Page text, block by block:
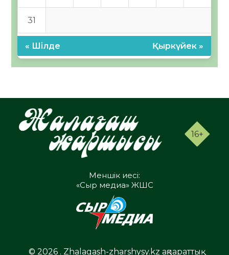
31
« Шілде Қыркүйек »
16+
Меншік иесі:
«Сыр медиа» ЖШС
© 2026 . Zhalagash-zharshysy.kz ақпараттық